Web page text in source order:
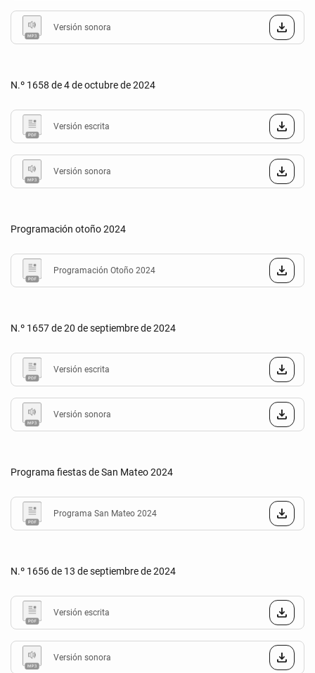
Versión sonora
N.º 1658 de 4 de octubre de 2024
Versión escrita
Versión sonora
Programación otoño 2024
Programación Otoño 2024
N.º 1657 de 20 de septiembre de 2024
Versión escrita
Versión sonora
Programa fiestas de San Mateo 2024
Programa San Mateo 2024
N.º 1656 de 13 de septiembre de 2024
Versión escrita
Versión sonora